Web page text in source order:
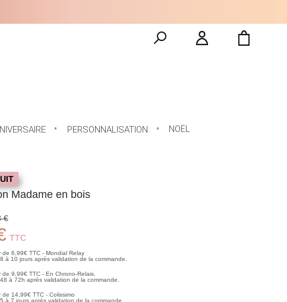
PERSONNALISATION NOËL
Madame en bois
€
TTC
de 6,99€ TTC - Mondial Relay
à 10 jours après validation de la commande.
de 9,99€ TTC - En Chrono-Relais.
à 72h après validation de la commande.
de 14,99€ TTC - Colissimo
à 7 jours après validation de la commande.